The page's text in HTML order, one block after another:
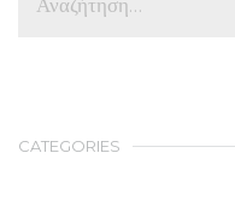
CATEGORIES